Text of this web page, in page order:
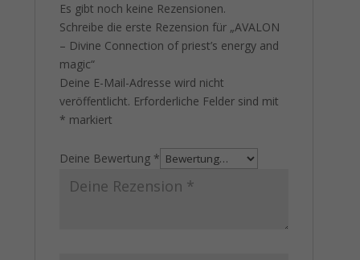
Es gibt noch keine Rezensionen.
Schreibe die erste Rezension für „AVALON
– Divine Connection of priest’s energy and
magic“
Deine E-Mail-Adresse wird nicht
veröffentlicht. Erforderliche Felder sind mit
* markiert
Deine Bewertung *